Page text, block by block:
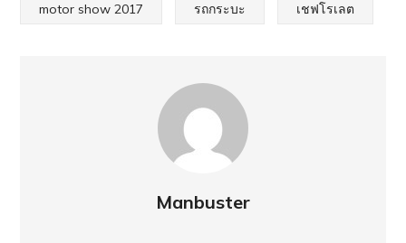
motor show 2017 รถกระบะ เชฟโรเลต
Manbuster